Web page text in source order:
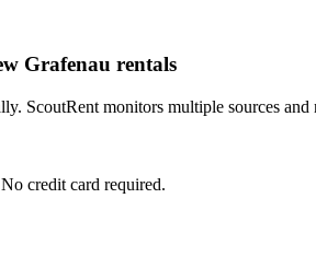
Grafenau rentals
ScoutRent monitors multiple sources
credit card required.